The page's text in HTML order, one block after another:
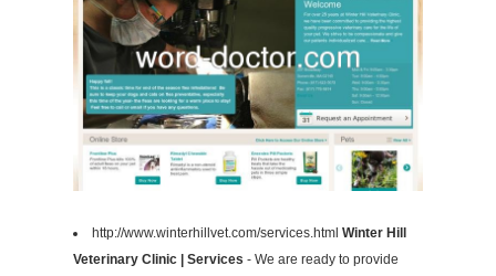
http://www.winterhillvet.com/services.html Winter Hill
Veterinary Clinic | Services - We are ready to provide